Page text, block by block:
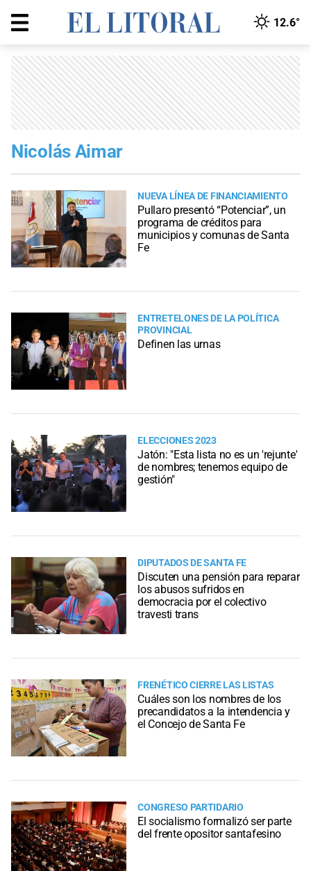
12.6°
Nicolás Aimar
NUEVA LÍNEA DE FINANCIAMIENTO
Pullaro presentó “Potenciar”, un
programa de créditos para
municipios y comunas de Santa
Fe
ENTRETELONES DE LA POLÍTICA
PROVINCIAL
Definen las urnas
ELECCIONES 2023
Jatón: "Esta lista no es un 'rejunte'
de nombres; tenemos equipo de
gestión"
DIPUTADOS DE SANTA FE
Discuten una pensión para reparar
los abusos sufridos en
democracia por el colectivo
travesti trans
FRENÉTICO CIERRE LAS LISTAS
Cuáles son los nombres de los
precandidatos a la intendencia y
el Concejo de Santa Fe
CONGRESO PARTIDARIO
El socialismo formalizó ser parte
del frente opositor santafesino